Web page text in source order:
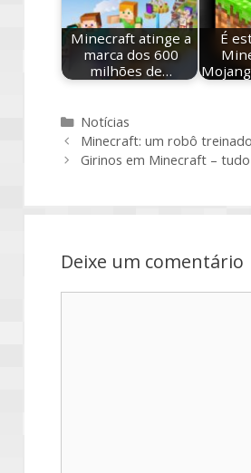
Minecraft atinge a
marca dos 600
milhões de…
É
Categorias
Notícias
Minecraft: um robô
Girinos em Minecraft –
Deixe um comentário